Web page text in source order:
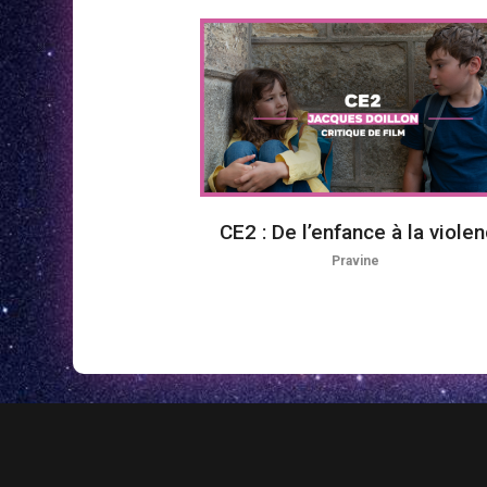
CE2 : De l’enfance à la
Pravine